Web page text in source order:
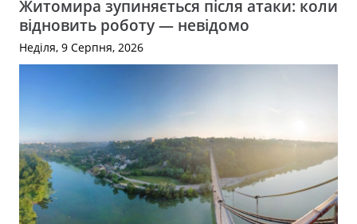
Житомира зупиняється після атаки: коли
відновить роботу — невідомо
Неділя, 9 Серпня, 2026